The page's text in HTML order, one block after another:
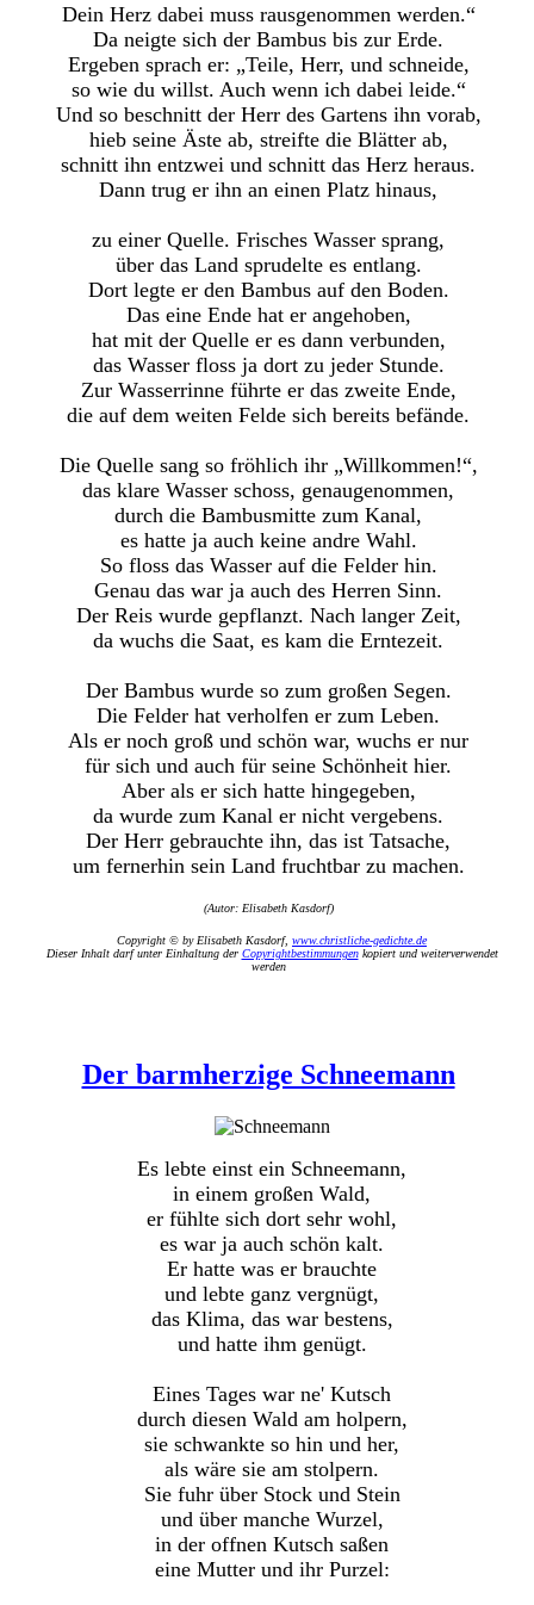
Dein Herz dabei muss rausgenommen werden.“
Da neigte sich der Bambus bis zur Erde.
Ergeben sprach er: „Teile, Herr, und schneide,
so wie du willst. Auch wenn ich dabei leide.“
Und so beschnitt der Herr des Gartens ihn vorab,
hieb seine Äste ab, streifte die Blätter ab,
schnitt ihn entzwei und schnitt das Herz heraus.
Dann trug er ihn an einen Platz hinaus,
zu einer Quelle. Frisches Wasser sprang,
über das Land sprudelte es entlang.
Dort legte er den Bambus auf den Boden.
Das eine Ende hat er angehoben,
hat mit der Quelle er es dann verbunden,
das Wasser floss ja dort zu jeder Stunde.
Zur Wasserrinne führte er das zweite Ende,
die auf dem weiten Felde sich bereits befände.
Die Quelle sang so fröhlich ihr „Willkommen!“,
das klare Wasser schoss, genaugenommen,
durch die Bambusmitte zum Kanal,
es hatte ja auch keine andre Wahl.
So floss das Wasser auf die Felder hin.
Genau das war ja auch des Herren Sinn.
Der Reis wurde gepflanzt. Nach langer Zeit,
da wuchs die Saat, es kam die Erntezeit.
Der Bambus wurde so zum großen Segen.
Die Felder hat verholfen er zum Leben.
Als er noch groß und schön war, wuchs er nur
für sich und auch für seine Schönheit hier.
Aber als er sich hatte hingegeben,
da wurde zum Kanal er nicht vergebens.
Der Herr gebrauchte ihn, das ist Tatsache,
um fernerhin sein Land fruchtbar zu machen.
(Autor: Elisabeth Kasdorf)
Copyright © by Elisabeth Kasdorf, www.christliche-gedichte.de
Dieser Inhalt darf unter Einhaltung der Copyrightbestimmungenkopiert und weiterverwendet
werden
Der barmherzige Schneemann
Es lebte einst ein Schneemann,
in einem großen Wald,
er fühlte sich dort sehr wohl,
es war ja auch schön kalt.
Er hatte was er brauchte
und lebte ganz vergnügt,
das Klima, das war bestens,
und hatte ihm genügt.
Eines Tages war ne' Kutsch
durch diesen Wald am holpern,
sie schwankte so hin und her,
als wäre sie am stolpern.
Sie fuhr über Stock und Stein
und über manche Wurzel,
in der offnen Kutsch saßen
eine Mutter und ihr Purzel: